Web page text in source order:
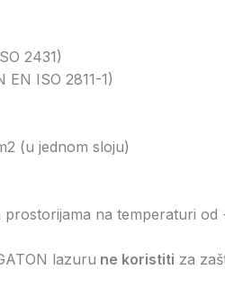
2431)
EN ISO 2811-1)
(u jednom sloju)
na temperaturi od
lazuru ne koristiti za